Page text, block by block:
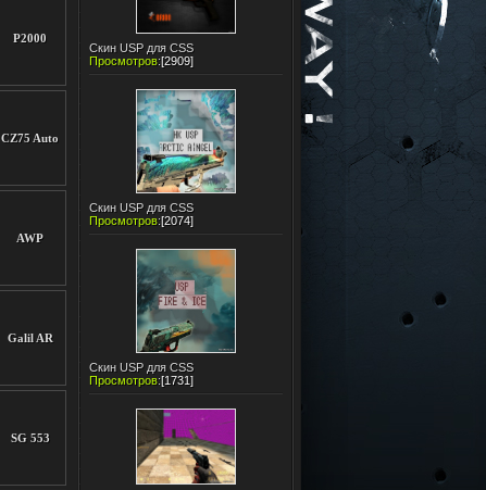
P2000
CZ75 Auto
AWP
Galil AR
SG 553
Скин USP для CSS
Просмотров:[2909]
Скин USP для CSS
Просмотров:[2074]
Скин USP для CSS
Просмотров:[1731]